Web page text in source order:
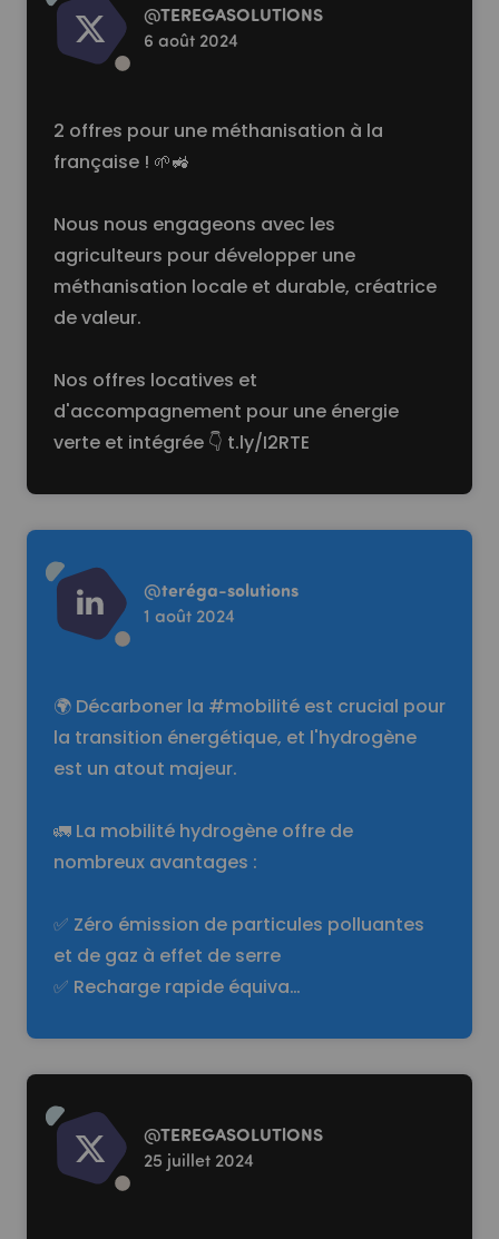
@TEREGASOLUTlONS
6 août 2024
2 offres pour une méthanisation à la
française ! 🌱🚜
Nous nous engageons avec les
agriculteurs pour développer une
méthanisation locale et durable, créatrice
de valeur.
Nos offres locatives et
d'accompagnement pour une énergie
verte et intégrée 👇 t.ly/I2RTE
Read more
@teréga-solutions
1 août 2024
🌍 Décarboner la #mobilité est crucial pour
la transition énergétique, et l'hydrogène
est un atout majeur.
🚛 La mobilité hydrogène offre de
nombreux avantages :
✅ Zéro émission de particules polluantes
et de gaz à effet de serre
✅ Recharge rapide équiva…
Read more
@TEREGASOLUTlONS
25 juillet 2024